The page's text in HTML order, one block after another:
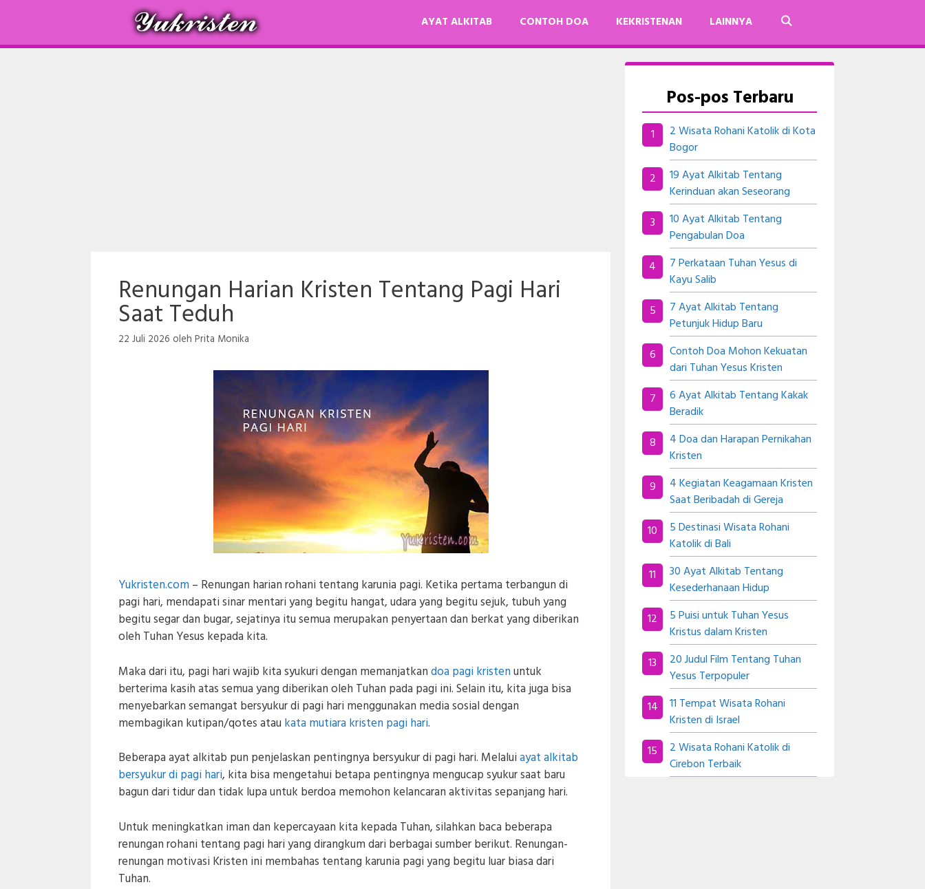
isi
AYAT ALKITAB CONTOH DOA KEKRISTENAN LAINNYA
Renungan Harian Kristen Tentang Pagi Hari
Saat Teduh
22 Juli 2026 oleh Prita Monika
Yukristen.com – Renungan harian rohani tentang karunia pagi. Ketika pertama terbangun di
pagi hari, mendapati sinar mentari yang begitu hangat, udara yang begitu sejuk, tubuh yang
begitu segar dan bugar, sejatinya itu semua merupakan penyertaan dan berkat yang diberikan
oleh Tuhan Yesus kepada kita.
Maka dari itu, pagi hari wajib kita syukuri dengan memanjatkandoa pagi kristenuntuk
berterima kasih atas semua yang diberikan oleh Tuhan pada pagi ini. Selain itu, kita juga bisa
menyebarkan semangat bersyukur di pagi hari menggunakan media sosial dengan
membagikan kutipan/qotes atau kata mutiara kristen pagi hari.
Beberapa ayat alkitab pun penjelaskan pentingnya bersyukur di pagi hari. Melaluiayat alkitab
bersyukur di pagi hari, kita bisa mengetahui betapa pentingnya mengucap syukur saat baru
bagun dari tidur dan tidak lupa untuk berdoa memohon kelancaran aktivitas sepanjang hari.
Untuk meningkatkan iman dan kepercayaan kita kepada Tuhan, silahkan baca beberapa
renungan rohani tentang pagi hari yang dirangkum dari berbagai sumber berikut. Renungan-
renungan motivasi Kristen ini membahas tentang karunia pagi yang begitu luar biasa dari
Tuhan.
Pos-pos Terbaru
2 Wisata Rohani Katolik di Kota
Bogor
19 Ayat Alkitab Tentang
Kerinduan akan Seseorang
10 Ayat Alkitab Tentang
Pengabulan Doa
7 Perkataan Tuhan Yesus di
Kayu Salib
7 Ayat Alkitab Tentang
Petunjuk Hidup Baru
Contoh Doa Mohon Kekuatan
dari Tuhan Yesus Kristen
6 Ayat Alkitab Tentang Kakak
Beradik
4 Doa dan Harapan Pernikahan
Kristen
4 Kegiatan Keagamaan Kristen
Saat Beribadah di Gereja
5 Destinasi Wisata Rohani
Katolik di Bali
30 Ayat Alkitab Tentang
Kesederhanaan Hidup
5 Puisi untuk Tuhan Yesus
Kristus dalam Kristen
20 Judul Film Tentang Tuhan
Yesus Terpopuler
11 Tempat Wisata Rohani
Kristen di Israel
2 Wisata Rohani Katolik di
Cirebon Terbaik